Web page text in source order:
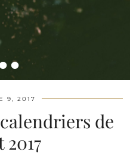
•
9, 2017
de
2017